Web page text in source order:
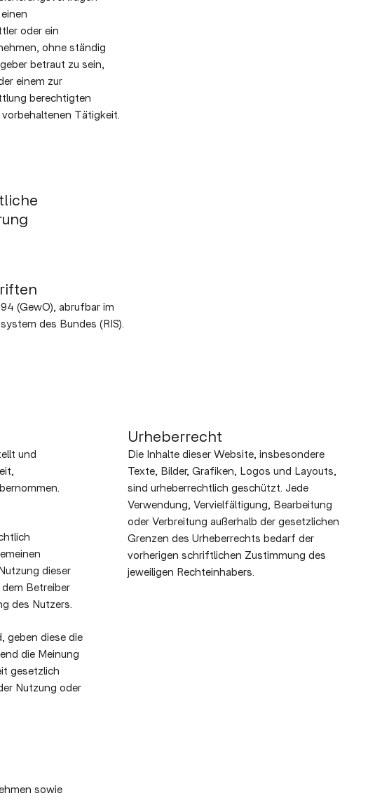
oder ein
ohne ständig
betraut zu sein,
einem zur
berechtigten
Tätigkeit.
(GewO), abrufbar im
des Bundes (RIS).
und
dieser
Betreiber
des Nutzers.
geben diese die
die Meinung
gesetzlich
Nutzung oder
sowie
Urheberrecht
Die Inhalte dieser Website, insbesondere
Texte, Bilder, Grafiken, Logos und Layouts,
sind urheberrechtlich geschützt. Jede
Verwendung, Vervielfältigung, Bearbeitung
oder Verbreitung außerhalb der gesetzlichen
Grenzen des Urheberrechts bedarf der
vorherigen schriftlichen Zustimmung des
jeweiligen Rechteinhabers.